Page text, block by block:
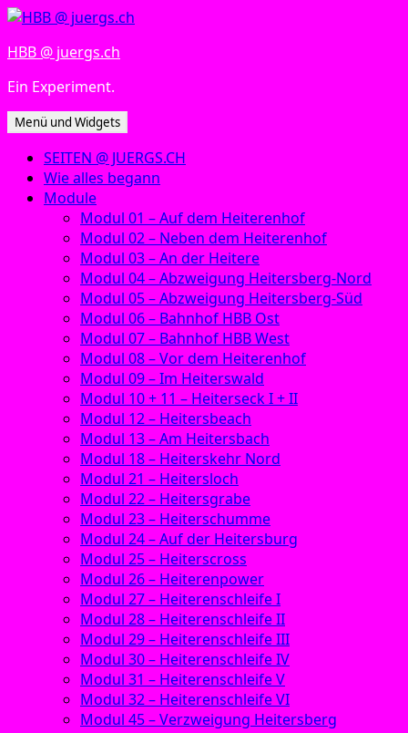
Zum
springen
HBB @ juergs.ch
Ein Experiment.
Menü und Widgets
SEITEN @ JUERGS.CH
Wie alles begann
Module
Modul 01 – Auf dem Heiterenhof
Modul 02 – Neben dem Heiterenhof
Modul 03 – An der Heitere
Modul 04 – Abzweigung Heitersberg-Nord
Modul 05 – Abzweigung Heitersberg-Süd
Modul 06 – Bahnhof HBB Ost
Modul 07 – Bahnhof HBB West
Modul 08 – Vor dem Heiterenhof
Modul 09 – Im Heiterswald
Modul 10 + 11 – Heiterseck I + II
Modul 12 – Heitersbeach
Modul 13 – Am Heitersbach
Modul 18 – Heiterskehr Nord
Modul 21 – Heitersloch
Modul 22 – Heitersgrabe
Modul 23 – Heiterschumme
Modul 24 – Auf der Heitersburg
Modul 25 – Heiterscross
Modul 26 – Heiterenpower
Modul 27 – Heiterenschleife I
Modul 28 – Heiterenschleife II
Modul 29 – Heiterenschleife III
Modul 30 – Heiterenschleife IV
Modul 31 – Heiterenschleife V
Modul 32 – Heiterenschleife VI
Modul 45 – Verzweigung Heitersberg